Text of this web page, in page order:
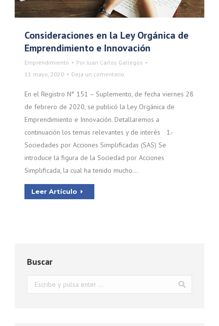
Consideraciones en la Ley Orgánica de
Emprendimiento e Innovación
Emprendimiento PorJuan Carlos Gallegos
11 mayo, 2020
Deja un comentario
En el Registro N° 151 – Suplemento, de fecha viernes 28
de febrero de 2020, se publicó la Ley Orgánica de
Emprendimiento e Innovación. Detallaremos a
continuación los temas relevantes y de interés 1.-
Sociedades por Acciones Simplificadas (SAS) Se
introduce la figura de la Sociedad por Acciones
Simplificada, la cual ha tenido mucho…
Leer Artículo
Buscar
Buscar: